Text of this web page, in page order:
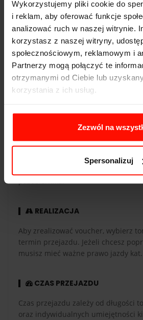
Wykorzystujemy pliki cookie do
i reklam, aby oferować funkcje
analizować ruch w naszej witrynie.
korzystasz z naszej witryny,
społecznościowym, reklamowym i
Partnerzy mogą połączyć te
otrzymanymi od Ciebie lub
korzystania z ich usług.
Zezwól na
Spersonalizuj
Waga:
Napęd:
tył
Pojemność:
3.4 l
Skrzynia biegów:
Voucher jest ważny 365 dni od daty
opłacony kartą podarunkową ma
października.
REALIZACJA
Aby zrealizować voucher, wybierz
termin przejazdu. Jeżeli chcesz
musisz mieć ważne prawo jazdy kat.
CZAS PRZEJAZDU
Czas przejazdu zależy od długości
oraz indywidualnych umiejętności